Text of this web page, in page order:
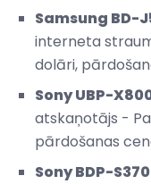
Samsung BD-
interneta
dolāri,
Sony UBP-
atskaņotājs -
pārdošanas
Sony BDP-